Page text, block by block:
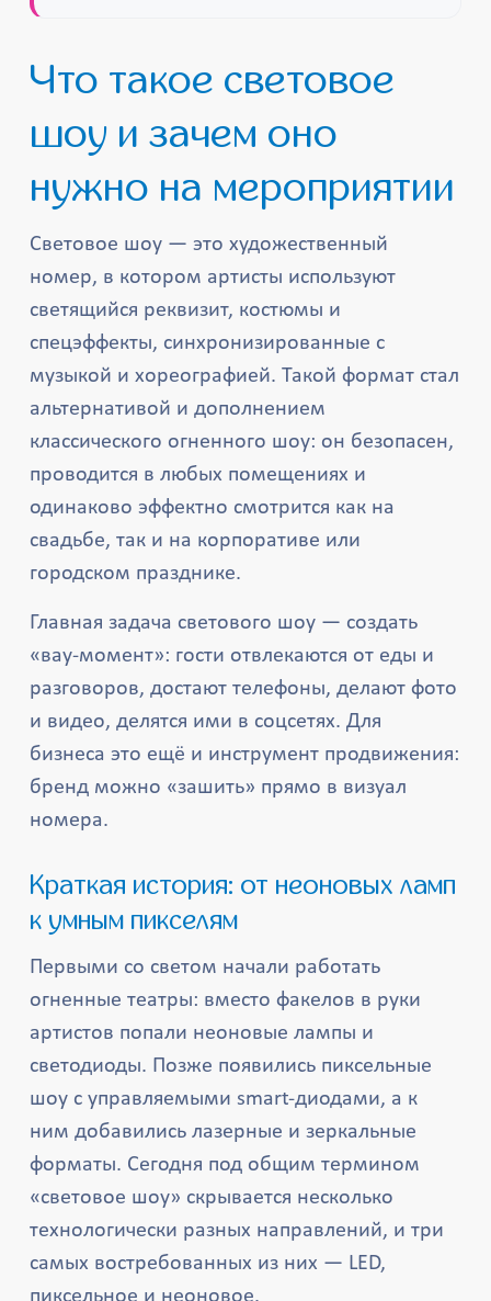
Что такое световое
шоу и зачем оно
нужно на мероприятии
Световое шоу — это художественный
номер, в котором артисты используют
светящийся реквизит, костюмы и
спецэффекты, синхронизированные с
музыкой и хореографией. Такой формат стал
альтернативой и дополнением
классического огненного шоу: он безопасен,
проводится в любых помещениях и
одинаково эффектно смотрится как на
свадьбе, так и на корпоративе или
городском празднике.
Главная задача светового шоу — создать
«вау-момент»: гости отвлекаются от еды и
разговоров, достают телефоны, делают фото
и видео, делятся ими в соцсетях. Для
бизнеса это ещё и инструмент продвижения:
бренд можно «зашить» прямо в визуал
номера.
Краткая история: от неоновых ламп
к умным пикселям
Первыми со светом начали работать
огненные театры: вместо факелов в руки
артистов попали неоновые лампы и
светодиоды. Позже появились пиксельные
шоу с управляемыми smart-диодами, а к
ним добавились лазерные и зеркальные
форматы. Сегодня под общим термином
«световое шоу» скрывается несколько
технологически разных направлений, и три
самых востребованных из них — LED,
пиксельное и неоновое.